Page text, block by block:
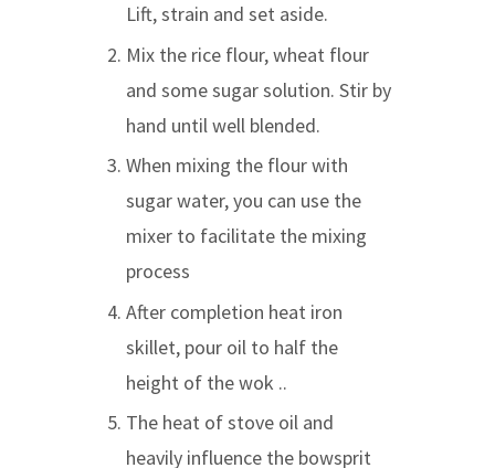
Lift, strain and set aside.
Mix the rice flour, wheat flour
and some sugar solution. Stir by
hand until well blended.
When mixing the flour with
sugar water, you can use the
mixer to facilitate the mixing
process
After completion heat iron
skillet, pour oil to half the
height of the wok ..
The heat of stove oil and
heavily influence the bowsprit